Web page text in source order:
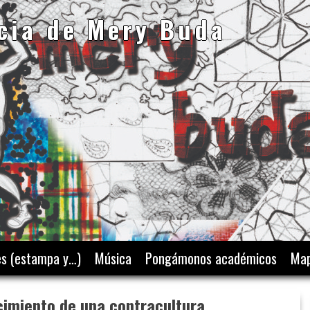
de Mery Buda
(estampa y…) Música Pongámonos académicos